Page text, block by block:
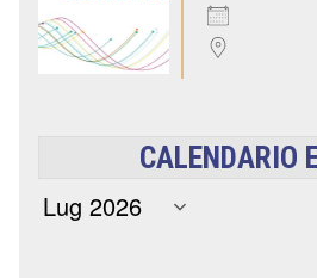
CALENDARIO